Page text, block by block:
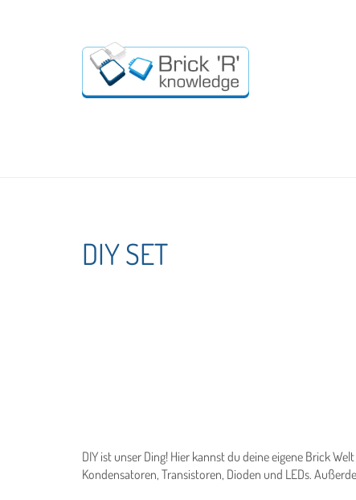
DIY SET
DIY ist unser Ding! Hier kannst du deine eigene Brick
Kondensatoren, Transistoren, Dioden und LEDs.